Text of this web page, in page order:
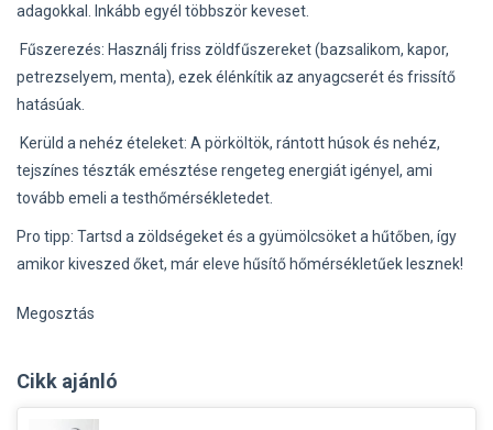
adagokkal. Inkább egyél többször keveset.
Fűszerezés: Használj friss zöldfűszereket (bazsalikom, kapor,
petrezselyem, menta), ezek élénkítik az anyagcserét és frissítő
hatásúak.
Kerüld a nehéz ételeket: A pörköltök, rántott húsok és nehéz,
tejszínes tészták emésztése rengeteg energiát igényel, ami
tovább emeli a testhőmérsékletedet.
Pro tipp: Tartsd a zöldségeket és a gyümölcsöket a hűtőben, így
amikor kiveszed őket, már eleve hűsítő hőmérsékletűek lesznek!
Megosztás
Cikk ajánló